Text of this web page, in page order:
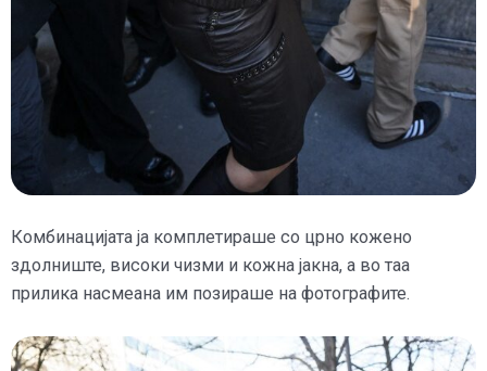
Комбинацијата ја комплетираше со црно кожено
здолниште, високи чизми и кожна јакна, а во таа
прилика насмеана им позираше на фотографите.